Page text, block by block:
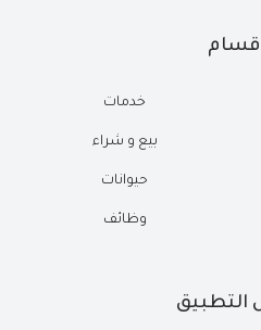
خدمات
بيع و شراء
حيوانات
وظائف
التطبيق